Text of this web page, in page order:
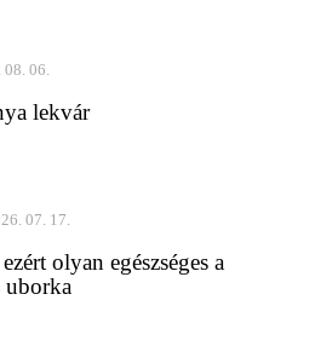
06.
lekvár
07. 17.
olyan egészséges a
uborka